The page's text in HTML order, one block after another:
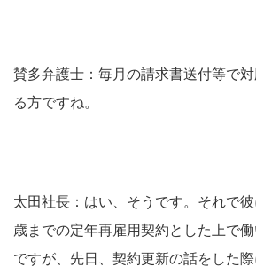
賛多弁護士：毎月の請求書送付等で
る方ですね。
太田社長：はい、そうです。それで
歳までの定年再雇用契約とした上で
ですが、先日、契約更新の話をした